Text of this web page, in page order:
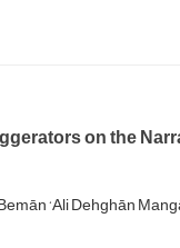
on the
‘Ali Dehghān